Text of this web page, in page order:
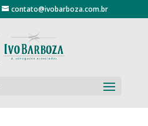
contato@ivobarboza.com.br